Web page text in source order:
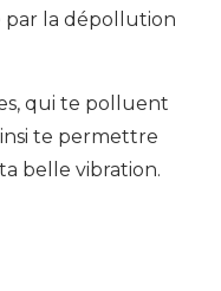
par la dépollution
qui te polluent
te permettre
belle vibration.